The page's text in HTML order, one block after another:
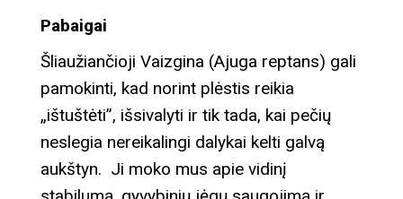
Pabaigai
Šliaužiančioji Vaizgina (Ajuga reptans) gali
pamokinti, kad norint plėstis reikia
„ištuštėti”, išsivalyti ir tik tada, kai pečių
neslegia nereikalingi dalykai kelti galvą
aukštyn. Ji moko mus apie vidinį